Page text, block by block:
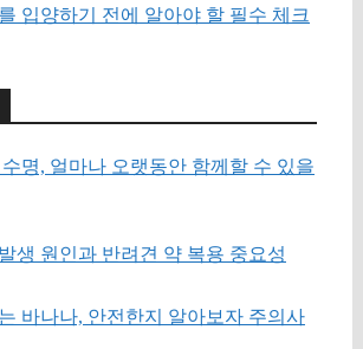
입양하기 전에 알아야 할 필수 체크
명, 얼마나 오랫동안 함께할 수 있을
생 원인과 반려견 약 복용 중요성
바나나, 안전한지 알아보자 주의사